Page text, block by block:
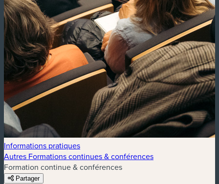
Informations pratiques
Autres Formations continues & conférences
Formation continue & conférences
Partager